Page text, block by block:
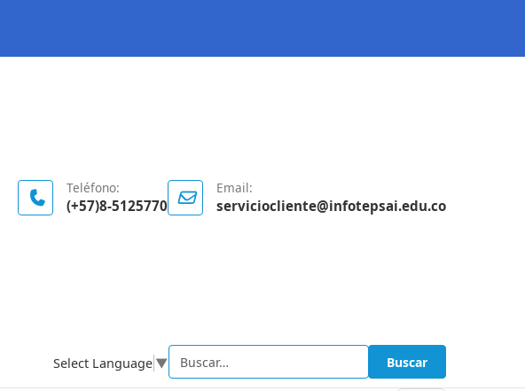
Teléfono:
(+57)8-5125770
Email:
serviciocliente@infotepsai.edu.co
Select Language ▼ Buscar Buscar